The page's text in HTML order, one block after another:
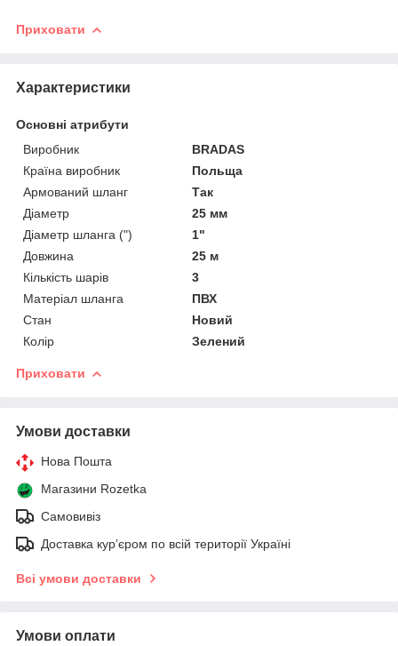
Приховати
Характеристики
Основні атрибути
Виробник
BRADAS
Країна виробник
Польща
Армований шланг
Так
Діаметр
25 мм
Діаметр шланга (")
1"
Довжина
25 м
Кількість шарів
3
Матеріал шланга
ПВХ
Стан
Новий
Колір
Зелений
Приховати
Умови доставки
Нова Пошта
Магазини Rozetka
Самовивіз
Доставка кур’єром по всій території Україні
Всі умови доставки
Умови оплати